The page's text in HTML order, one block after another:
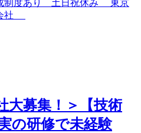
大募集！＞【技術
の研修で未経験